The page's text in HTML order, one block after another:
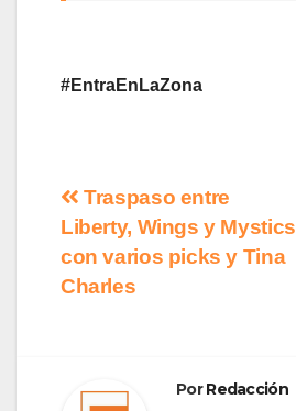
#EntraEnLaZona
Navegación
de
entradas
Traspaso entre
Liberty, Wings y Mystics
con varios picks y Tina
Charles
PorRedacción